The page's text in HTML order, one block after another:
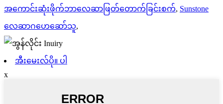
အကောင်းဆုံးဖိုက်ဘာလေဆာဖြတ်တောက်ခြင်းစက်, Sunstone
လေဆာဂဟေဆော်သူ,
အီးမေးလ်ပို။ ပါ
x